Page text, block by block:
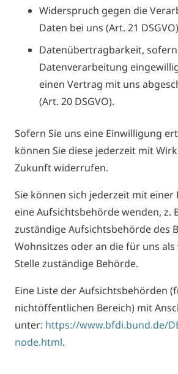
Widerspruch gegen die
Daten bei uns (Art. 21
Datenübertragbarkeit, sofern
Datenverarbeitung
einen Vertrag mit uns
(Art. 20 DSGVO).
Sofern Sie uns eine Einwilligung
können Sie diese jederzeit mit
Zukunft widerrufen.
Sie können sich jederzeit mit einer
eine Aufsichtsbehörde wenden, z.
zuständige Aufsichtsbehörde des
Wohnsitzes oder an die für uns
Stelle zuständige Behörde.
Eine Liste der Aufsichtsbehörden
nichtöffentlichen Bereich) mit
unter: https://www.bfdi.bund.de/
node.html.